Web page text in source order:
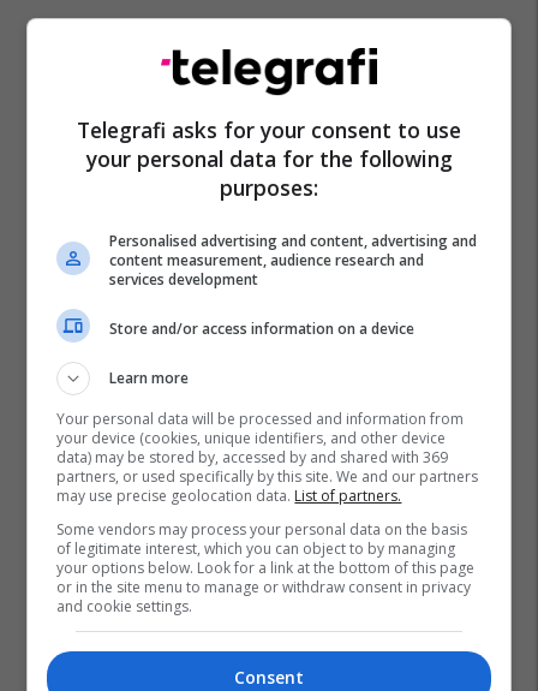
Telegrafi asks for your consent to use
your personal data for the following
purposes:
Personalised advertising and content, advertising and
content measurement, audience research and
services development
Store and/or access information on a device
Learn more
Your personal data will be processed and information from
your device (cookies, unique identifiers, and other device
data) may be stored by, accessed by and shared with 369
partners, or used specifically by this site. We and our partners
may use precise geolocation data. List of partners.
Some vendors may process your personal data on the basis
of legitimate interest, which you can object to by managing
your options below. Look for a link at the bottom of this page
or in the site menu to manage or withdraw consent in privacy
and cookie settings.
Consent